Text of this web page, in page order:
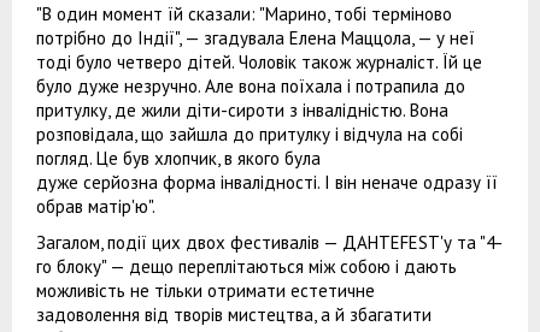
"В один момент їй сказали: "Марино, тобі терміново
потрібно до Індії", — згадувала Елена Маццола, — у неї
тоді було четверо дітей. Чоловік також журналіст. Їй це
було дуже незручно. Але вона поїхала і потрапила до
притулку, де жили діти-сироти з інвалідністю. Вона
розповідала, що зайшла до притулку і відчула на собі
погляд. Це був хлопчик, в якого була
дуже серйозна форма інвалідності. І він неначе одразу її
обрав матір'ю".
Загалом, події цих двох фестивалів — ДАНТЕFEST'у та "4-
го блоку" — дещо переплітаються між собою і дають
можливість не тільки отримати естетичне
задоволення від творів мистецтва, а й збагатити